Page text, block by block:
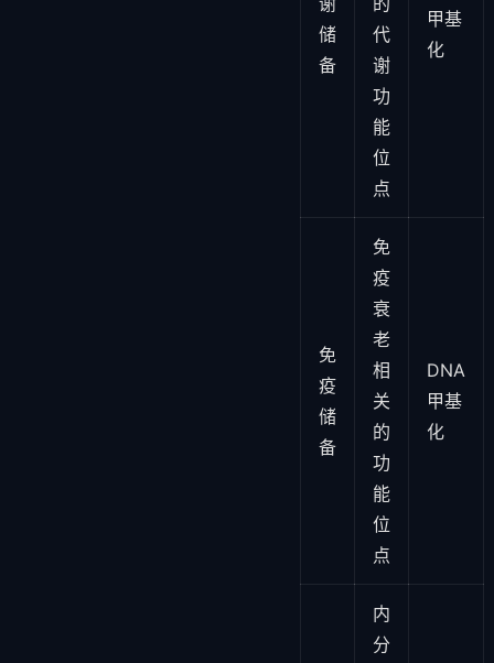
储
备
代
谢
功
能
位
点
甲基
化
免
疫
储
备
免
疫
衰
老
相
关
的
功
能
位
点
DNA
甲基
化
内
分